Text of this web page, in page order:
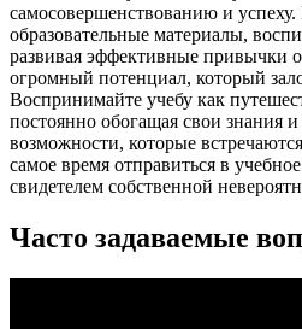
самосовершенствованию и успеху.
образовательные материалы,
развивая эффективные привычки
огромный потенциал, который
Воспринимайте учебу как
постоянно обогащая свои знания
возможности, которые
самое время отправиться в
свидетелем собственной
Часто задаваемые